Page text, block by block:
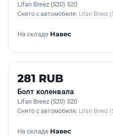
Lifan Breez (520) 520
Снято с автомобиля: Lifan Breez
На складе Навес
Б/У В НАЛИЧИИ
281 RUB
Болт коленвала
Lifan Breez (520) 520
Снято с автомобиля: Lifan Breez
На складе Навес